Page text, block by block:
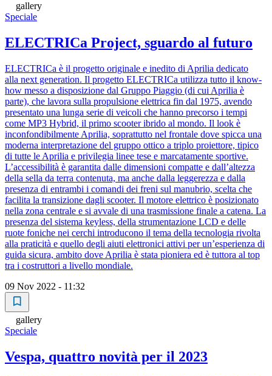
gallery
Speciale
ELECTRICa Project, sguardo al futuro
ELECTRICa è il progetto originale e inedito di Aprilia dedicato
alla next generation. Il progetto ELECTRICa utilizza tutto il know-
how messo a disposizione dal Gruppo Piaggio (di cui Aprilia è
parte), che lavora sulla propulsione elettrica fin dal 1975, avendo
presentato una lunga serie di veicoli che hanno precorso i tempi
come MP3 Hybrid, il primo scooter ibrido al mondo. Il look è
inconfondibilmente Aprilia, soprattutto nel frontale dove spicca una
moderna interpretazione del gruppo ottico a triplo proiettore, tipico
di tutte le Aprilia e privilegia linee tese e marcatamente sportive.
L’accessibilità è garantita dalle dimensioni compatte e dall’altezza
della sella da terra contenuta, ma anche dalla leggerezza e dalla
presenza di entrambi i comandi dei freni sul manubrio, scelta che
facilita la transizione dagli scooter. Il motore elettrico è posizionato
nella zona centrale e si avvale di una trasmissione finale a catena. La
presenza del sistema keyless, della strumentazione LCD e delle
ruote foniche nei cerchi introducono il tema della tecnologia rivolta
alla praticità e quello degli aiuti elettronici attivi per un’esperienza di
guida sicura, ambito dove Aprilia è stata pioniera ed è tuttora al top
tra i costruttori a livello mondiale.
09 Nov 2022 - 11:32
gallery
Speciale
Vespa, quattro novità per il 2023